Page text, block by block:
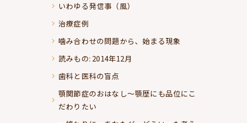
いわゆる発信事（風）
治療症例
噛み合わせの問題から、始まる現象
読みもの: 2014年12月
歯科と医科の盲点
顎関節症のおはなし～顎歴にも品位にこ
だわりたい